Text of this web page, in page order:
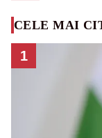
CELE MAI
1